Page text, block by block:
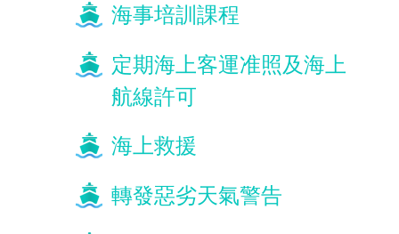
海事培訓課程
定期海上客運准照及海上
航線許可
海上救援
轉發惡劣天氣警告